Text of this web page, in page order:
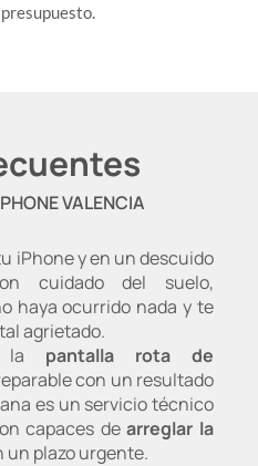
VALENCIA
iPhone y en un descuido
cuidado del suelo,
haya ocurrido nada y te
agrietado.
la pantalla rota de
con un resultado
es un servicio técnico
capaces dearreglar la
un plazo urgente.